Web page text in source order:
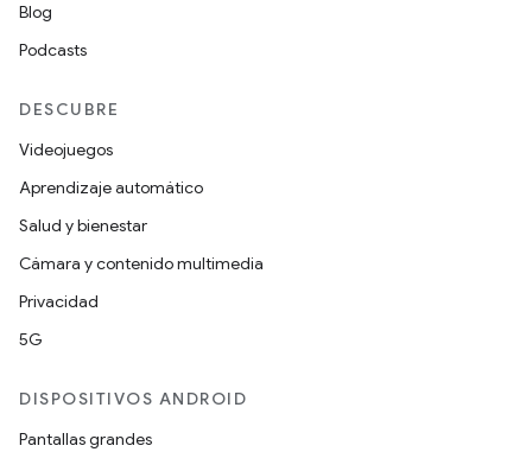
Blog
Podcasts
DESCUBRE
Videojuegos
Aprendizaje automático
Salud y bienestar
Cámara y contenido multimedia
Privacidad
5G
DISPOSITIVOS ANDROID
Pantallas grandes